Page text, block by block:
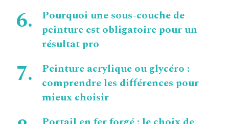
Pourquoi une sous-couche de
peinture est obligatoire pour un
résultat pro
Peinture acrylique ou glycéro :
comprendre les différences pour
mieux choisir